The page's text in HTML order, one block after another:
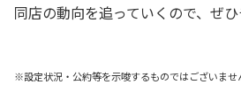
同店の動向を追っていくので、ぜ
※設定状況・公約等を示唆するものではございませ